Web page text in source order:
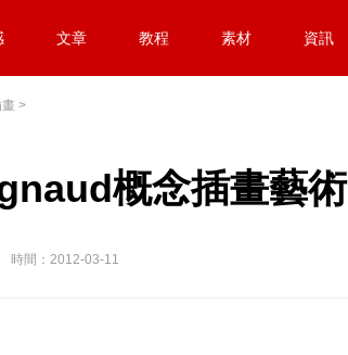
文章 教程 素材 資訊
>
概念插畫藝術
時間：2012-03-11